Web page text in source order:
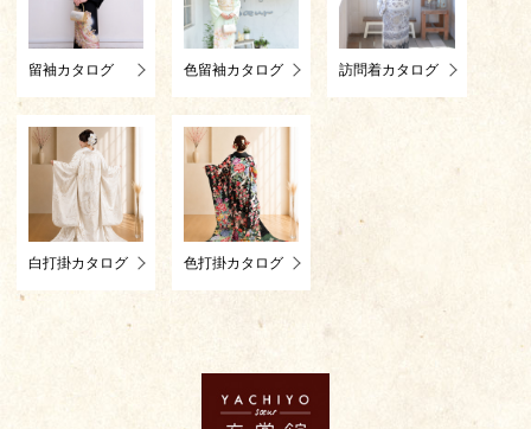
留袖カタログ 色留袖カタログ 訪問着カタログ
白打掛カタログ 色打掛カタログ